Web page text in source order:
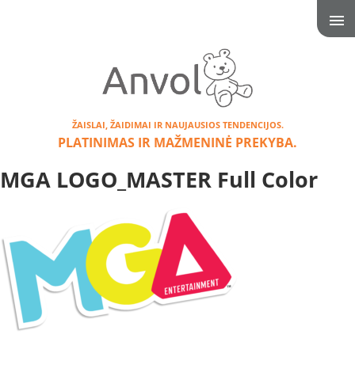
ŽAISLAI, ŽAIDIMAI IR NAUJAUSIOS TENDENCIJOS.
PLATINIMAS IR MAŽMENINĖ PREKYBA.
MGA LOGO_MASTER Full Color